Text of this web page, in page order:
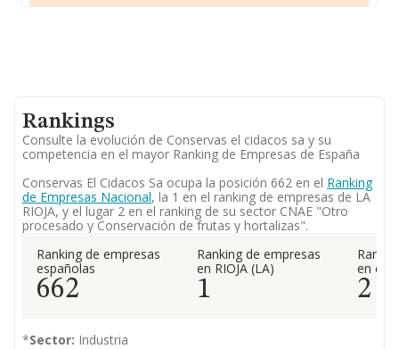
Rankings
Consulte la evolución de Conservas el cidacos sa y su
competencia en el mayor Ranking de Empresas de España
Conservas El Cidacos Sa ocupa la posición 662 en el Ranking
de Empresas Nacional, la 1 en el ranking de empresas de LA
RIOJA, y el lugar 2 en el ranking de su sector CNAE "Otro
procesado y Conservación de frutas y hortalizas".
Ranking de empresas
españolas
662
Ranking de empresas
en RIOJA (LA)
1
en el
2
*Sector: Industria